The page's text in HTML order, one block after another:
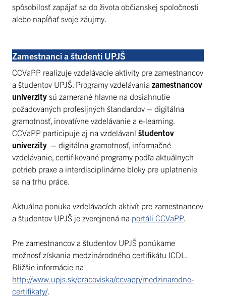
spôsobilosť zapájať sa do života občianskej spoločnosti
alebo napĺňať svoje záujmy.
Zamestnanci a študenti UPJŠ
CCVaPP realizuje vzdelávacie aktivity pre zamestnancov
a študentov UPJŠ. Programy vzdelávania zamestnancov
univerzity sú zamerané hlavne na dosiahnutie
požadovaných profesijných štandardov – digitálna
gramotnosť, inovatívne vzdelávanie a e-learning.
CCVaPP participuje aj na vzdelávaníštudentov
univerzity – digitálna gramotnosť, informačné
vzdelávanie, certifikované programy podľa aktuálnych
potrieb praxe a interdisciplinárne bloky pre uplatnenie
sa na trhu práce.
Aktuálna ponuka vzdelávacích aktivít pre zamestnancov
a študentov UPJŠ je zverejnená na portáli CCVaPP.
Pre zamestnancov a študentov UPJŠ ponúkame
možnosť získania medzinárodného certifikátu ICDL.
Bližšie informácie na
http://www.upjs.sk/pracoviska/ccvapp/medzinarodne-
certifikaty/.